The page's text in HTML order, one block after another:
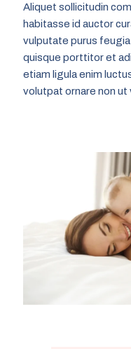
Aliquet sollicitudin
habitasse id auctor
vulputate purus
quisque porttitor et
etiam ligula enim
volutpat ornare non ut